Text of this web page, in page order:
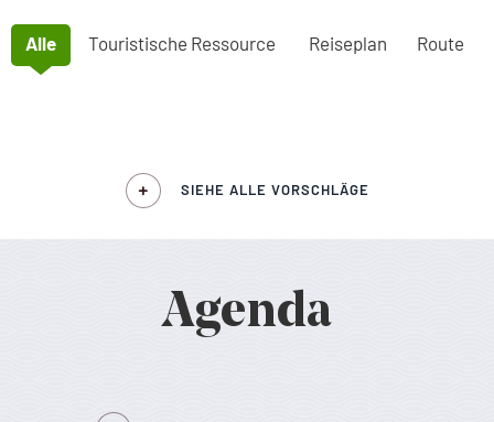
Alle Touristische Ressource Reiseplan Route
SIEHE ALLE VORSCHLÄGE
Agenda